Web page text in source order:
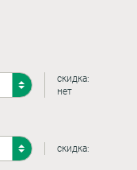
скидка:
нет
скидка: